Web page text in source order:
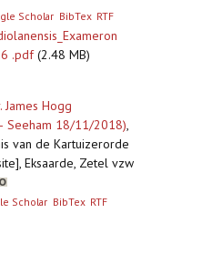
Scholar BibTex RTF
.pdf(2.48 MB)
Hogg
Seeham 18/11/2018),
van de Kartuizerorde
Eksaarde, Zetel vzw
Scholar BibTex RTF